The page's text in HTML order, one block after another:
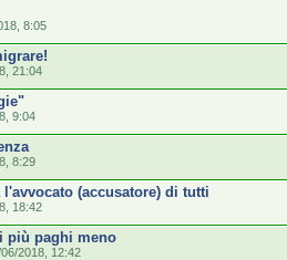
8:05
21:04
9:04
8:29
(accusatore) di tutti
18:42
più paghi meno
2018, 12:42